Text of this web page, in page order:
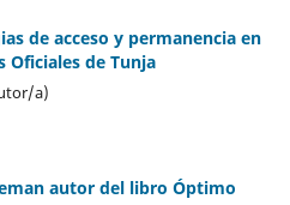
de acceso y permanencia en
Oficiales de Tunja
a)
autor del libro Óptimo